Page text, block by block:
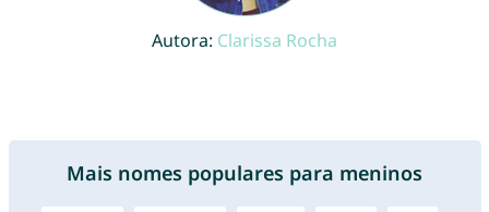
Autora: Clarissa Rocha
Mais nomes populares para meninos